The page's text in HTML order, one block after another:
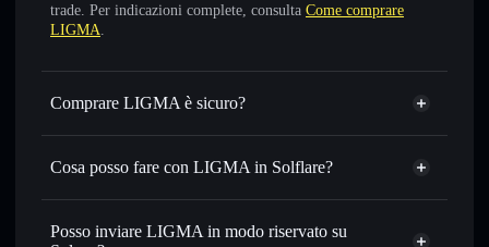
trade. Per indicazioni complete, consulta Come comprare
LIGMA.
Comprare LIGMA è sicuro?
LIGMA non è verificato
Cosa posso fare con LIGMA in Solflare?
LIGMA
wallet Solflare
Scambiare istantaneamente— scambia LIGMA in SOL,
Posso inviare LIGMA in modo riservato su